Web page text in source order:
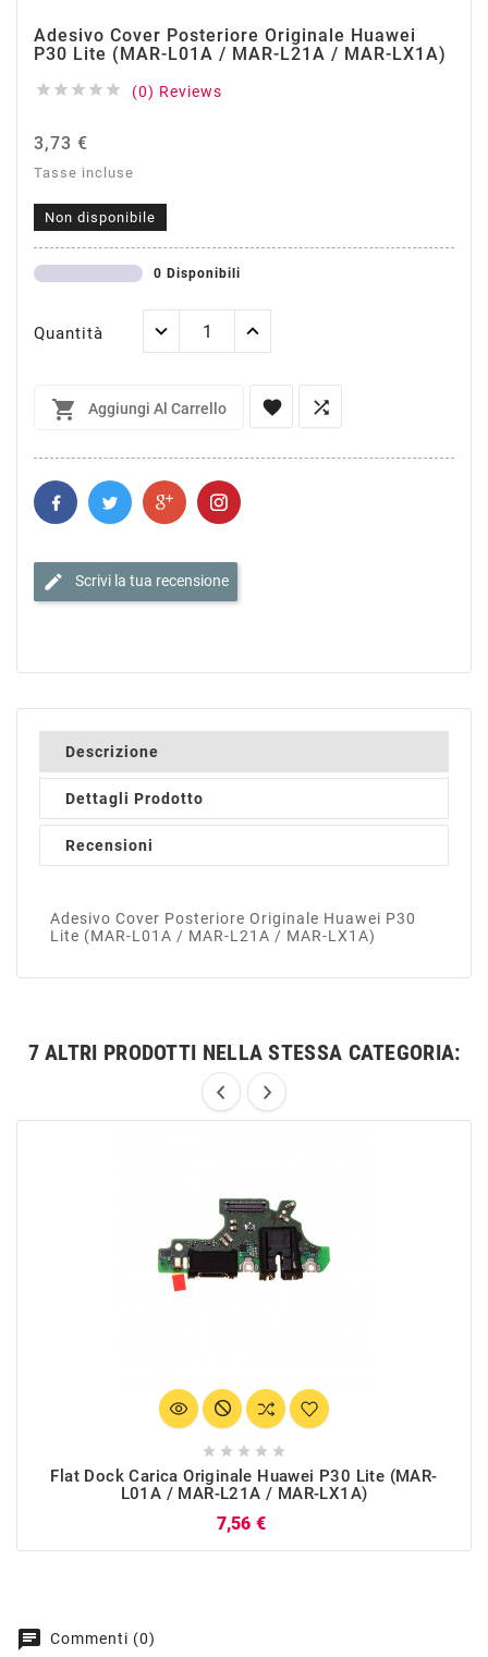
Adesivo Cover Posteriore Originale Huawei
P30 Lite (MAR-L01A / MAR-L21A / MAR-LX1A)
     (0) Reviews
3,73 €
Tasse incluse
Non disponibile
0 Disponibili
Quantità
 Aggiungi Al Carrello  
edit Scrivi la tua recensione
Descrizione
Dettagli Prodotto
Recensioni
Adesivo Cover Posteriore Originale Huawei P30
Lite (MAR-L01A / MAR-L21A / MAR-LX1A)
7 ALTRI PRODOTTI NELLA STESSA CATEGORIA:
    
Flat Dock Carica Originale Huawei P30 Lite (MAR-
L01A / MAR-L21A / MAR-LX1A)
7,56 €
chat Commenti (0)